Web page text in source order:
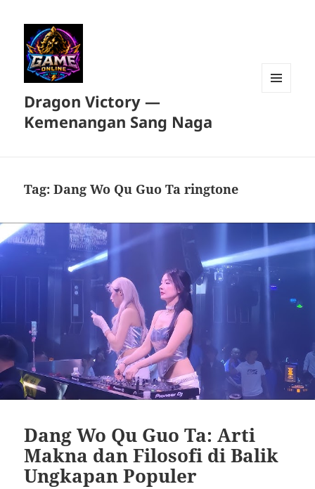
Dragon Victory —
Kemenangan Sang Naga
Tag:Dang Wo Qu Guo Ta ringtone
Dang Wo Qu Guo Ta: Arti
Makna dan Filosofi di Balik
Ungkapan Populer